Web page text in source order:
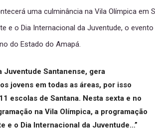
uma culminância na Vila Olímpica em
e o Dia Internacional da Juventude, o
do Estado do Amapá.
Juventude Santanense, gera
jovens em todas as áreas, por isso
escolas de Santana. Nesta sexta e no
na Vila Olímpica, a programação
e o Dia Internacional da Juventude…”